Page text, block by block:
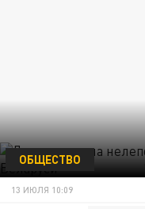
ОБЩЕСТВО
13 ИЮЛЯ 10:09